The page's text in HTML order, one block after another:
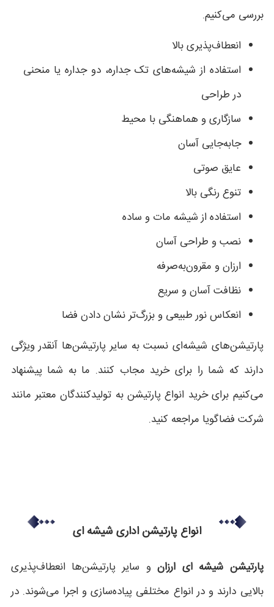
بررسی می‌کنیم.
انعطاف‌پذیری بالا
استفاده از شیشه‌های تک جداره، دو جداره یا منحنی
در طراحی
سازگاری و هماهنگی با محیط
جابه‌جایی آسان
عایق صوتی
تنوع رنگی بالا
استفاده از شیشه مات و ساده
نصب و طراحی آسان
ارزان و مقرون‌به‌صرفه
نظافت آسان و سریع
انعکاس نور طبیعی و بزرگ‌تر نشان دادن فضا
پارتیشن‌های شیشه‌ای نسبت به سایر پارتیشن‌ها آنقدر ویژگی
دارند که شما را برای خرید مجاب کنند. ما به شما پیشنهاد
می‌کنیم برای خرید انواع پارتیشن به تولیدکنندگان معتبر مانند
شرکت فضاگویا مراجعه کنید.
انواع پارتیشن اداری شیشه ای
پارتیشن شیشه ای ارزانو سایر پارتیشن‌ها انعطاف‌پذیری
بالایی دارند و در انواع مختلفی پیاده‌سازی و اجرا می‌شوند. در